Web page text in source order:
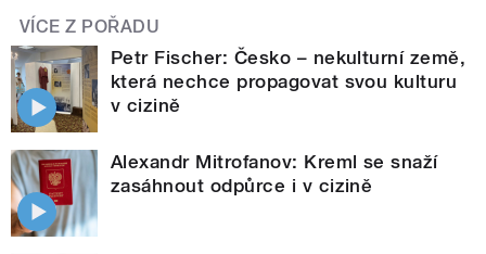
VÍCE Z POŘADU
Petr Fischer: Česko – nekulturní země,
která nechce propagovat svou kulturu
v cizině
Alexandr Mitrofanov: Kreml se snaží
zasáhnout odpůrce i v cizině